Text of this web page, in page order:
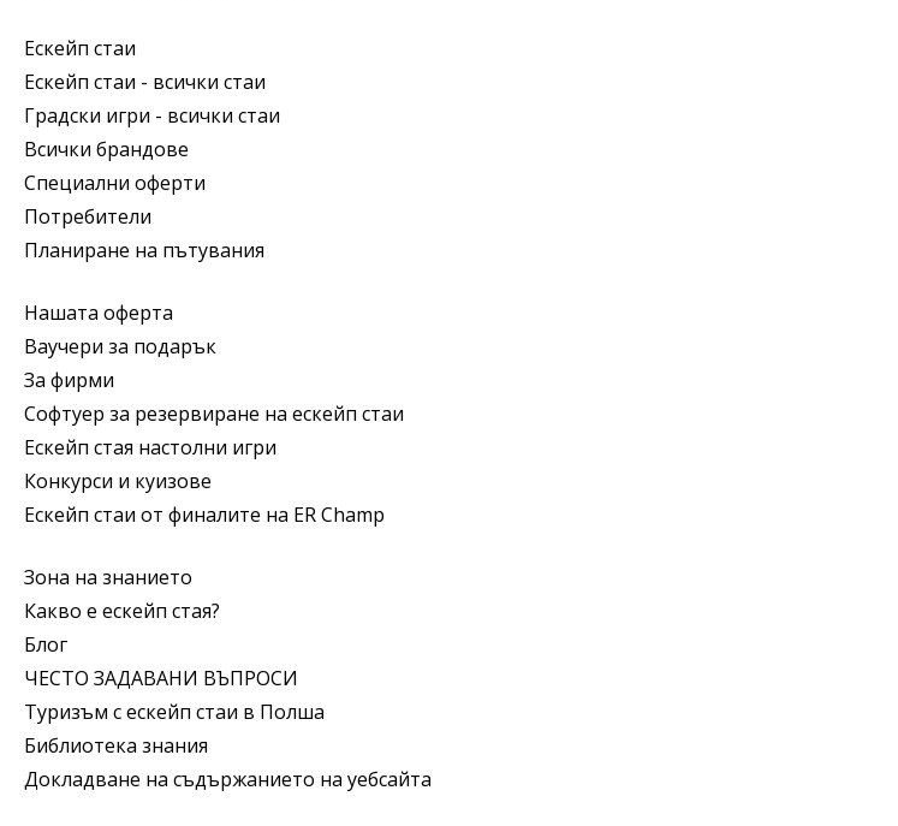
Ескейп стаи
Ескейп стаи - всички стаи
Градски игри - всички стаи
Всички брандове
Специални оферти
Потребители
Планиране на пътувания
Нашата оферта
Ваучери за подарък
За фирми
Софтуер за резервиране на ескейп стаи
Ескейп стая настолни игри
Конкурси и куизове
Ескейп стаи от финалите на ER Champ
Зона на знанието
Какво е ескейп стая?
Блог
ЧЕСТО ЗАДАВАНИ ВЪПРОСИ
Туризъм с ескейп стаи в Полша
Библиотека знания
Докладване на съдържанието на уебсайта